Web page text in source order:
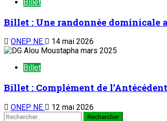
Billet
Billet : Une randonnée dominicale
ONEP NE 14 mai 2026
Billet
Billet : Complément de l’Antécédent
ONEP NE
12 mai 2026
Rechercher :